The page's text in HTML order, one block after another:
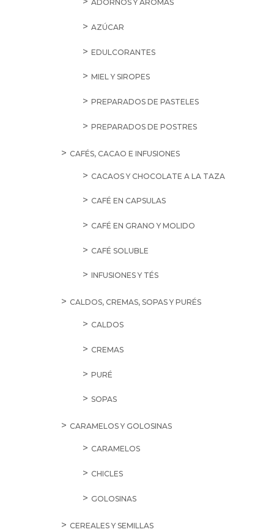
ADORNOS Y AROMAS
AZÚCAR
EDULCORANTES
MIEL Y SIROPES
PREPARADOS DE PASTELES
PREPARADOS DE POSTRES
CAFÉS, CACAO E INFUSIONES
CACAOS Y CHOCOLATE A LA TAZA
CAFÉ EN CAPSULAS
CAFÉ EN GRANO Y MOLIDO
CAFÉ SOLUBLE
INFUSIONES Y TÉS
CALDOS, CREMAS, SOPAS Y PURÉS
CALDOS
CREMAS
PURÉ
SOPAS
CARAMELOS Y GOLOSINAS
CARAMELOS
CHICLES
GOLOSINAS
CEREALES Y SEMILLAS